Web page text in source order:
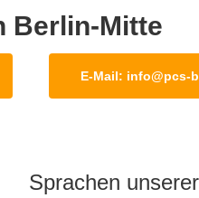
Berlin-Mitte
E-Mail: info@pcs-
Sprachen